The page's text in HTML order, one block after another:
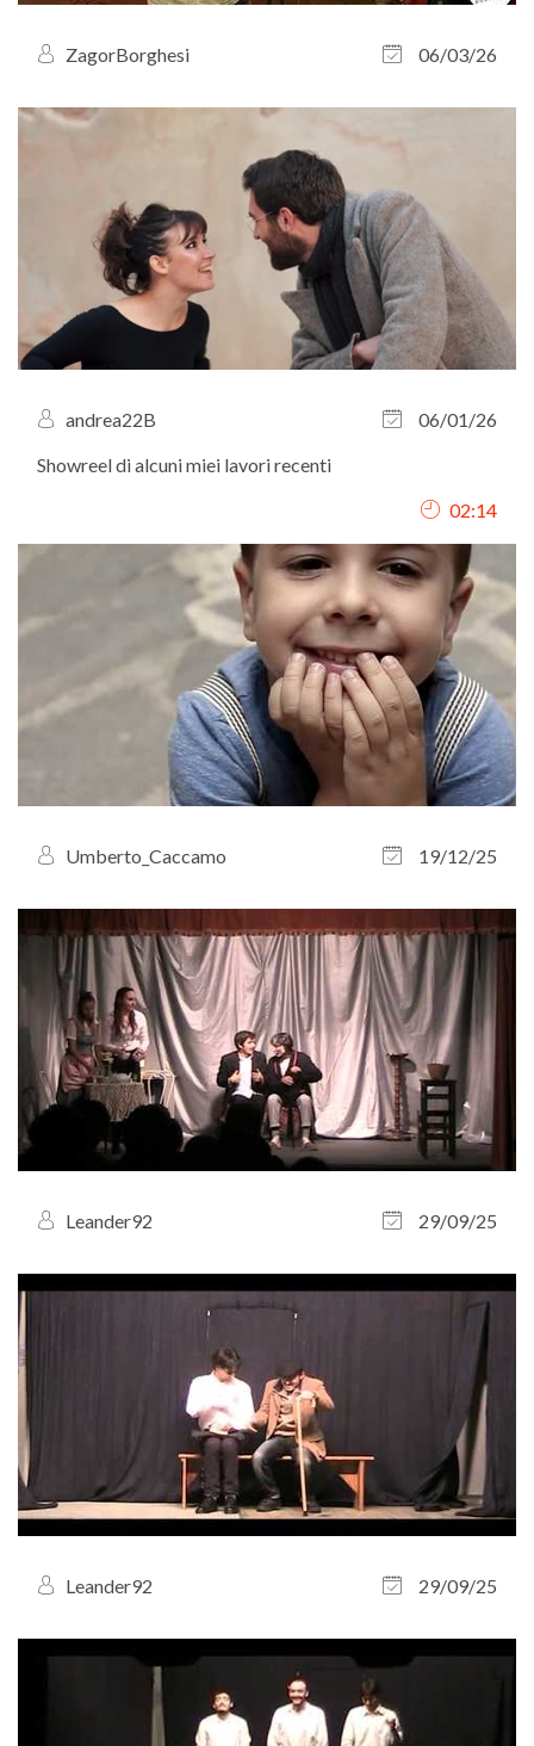
ZagorBorghesi 06/03/26
andrea22B
06/01/26
Showreel di alcuni miei lavori recenti
02:14
Umberto_Caccamo 19/12/25
Leander92 29/09/25
Leander92 29/09/25